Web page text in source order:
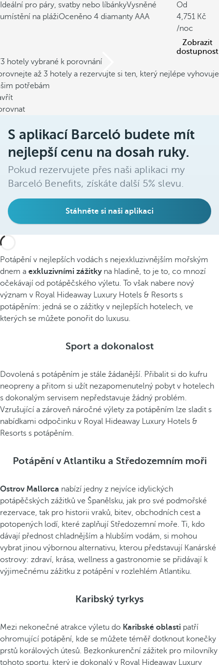
Ideální pro páry, svatby nebo líbánkyVysněné
umístění na plážiOceněno 4 diamanty AAA
Od
4,751
/noc
Zobrazit
dostupnost
hotely vybrané k porovnání
až 3 hotely a rezervujte si ten, který nejlépe vyhovuje
potřebám
S aplikací Barceló budete mít
nejlepší cenu na dosah ruky.
Pokud rezervujete přes naši aplikaci my
Barceló Benefits, získáte další 5% slevu.
Stáhněte si naši aplikaci
Potápění v nejlepších vodách s nejexkluzivnějším mořským
dnem a exkluzivními zážitkyna hladině, to je to, co mnozí
očekávají od potápěčského výletu. To však nabere nový
význam v Royal Hideaway Luxury Hotels & Resorts s
potápěním: jedná se o zážitky v nejlepších hotelech, ve
kterých se můžete ponořit do luxusu.
Sport a dokonalost
Dovolená s potápěním je stále žádanější. Přibalit si do kufru
neopreny a přitom si užít nezapomenutelný pobyt v hotelech
s dokonalým servisem nepředstavuje žádný problém.
Vzrušující a zároveň náročné výlety za potápěním lze sladit s
nabídkami odpočinku v Royal Hideaway Luxury Hotels &
Resorts s potápěním.
Potápění v Atlantiku a Středozemním moři
Ostrov Mallorca nabízí jedny z nejvíce idylických
potápěčských zážitků ve Španělsku, jak pro své podmořské
rezervace, tak pro historii vraků, bitev, obchodních cest a
potopených lodí, které zaplňují Středozemní moře. Ti, kdo
dávají přednost chladnějším a hlubším vodám, si mohou
vybrat jinou výbornou alternativu, kterou představují Kanárské
ostrovy: zdraví, krása, wellness a gastronomie se přidávají k
výjimečnému zážitku z potápění v rozlehlém Atlantiku.
Karibský tyrkys
Mezi nekonečné atrakce výletu do Karibské oblasti patří
ohromující potápění, kde se můžete téměř dotknout konečky
prstů korálových útesů. Bezkonkurenční zážitek pro milovníky
tohoto sportu, který je dokonalý v Royal Hideaway Luxury